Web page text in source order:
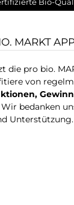
MARKT
die pro bio.
von
Wir bedanken